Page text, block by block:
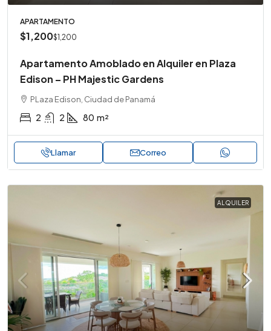
APARTAMENTO
$1,200$1,200
Apartamento Amoblado en Alquiler en Plaza
Edison – PH Majestic Gardens
PLaza Edison, Ciudad de Panamá
2 2 80 m²
Llamar Correo
ALQUILER